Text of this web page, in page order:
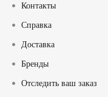
Контакты
Справка
Доставка
Бренды
Отследить ваш заказ